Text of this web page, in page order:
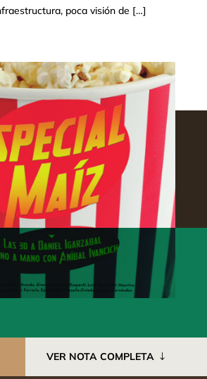
poca visión de […]
VER NOTA COMPLETA